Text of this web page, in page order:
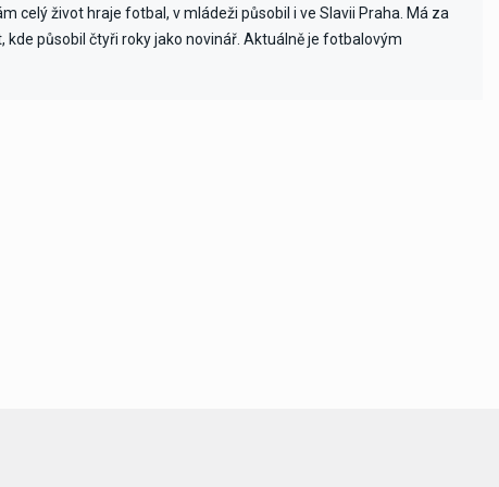
celý život hraje fotbal, v mládeži působil i ve Slavii Praha. Má za
kde působil čtyři roky jako novinář. Aktuálně je fotbalovým